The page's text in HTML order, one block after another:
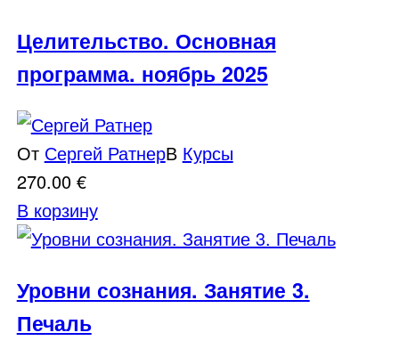
Целительство. Основная
программа. ноябрь 2025
От Сергей РатнерВ Курсы
270.00 €
В корзину
Уровни сознания. Занятие 3.
Печаль